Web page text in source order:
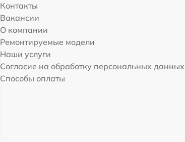
Контакты
Вакансии
О компании
Ремонтируемые модели
Наши услуги
Согласие на обработку персональных данных
Способы оплаты